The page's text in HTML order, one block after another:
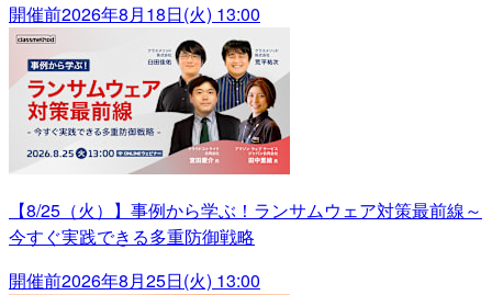
開催前2026年8月18日(火) 13:00
【8/25（火）】事例から学ぶ！ランサムウェア対策最前線～
今すぐ実践できる多重防御戦略
開催前2026年8月25日(火) 13:00